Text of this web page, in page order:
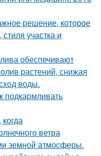
решение, которое
участка и
обеспечивают
растений, снижая
воды.
подкармливать
ветра
земной атмосферы.